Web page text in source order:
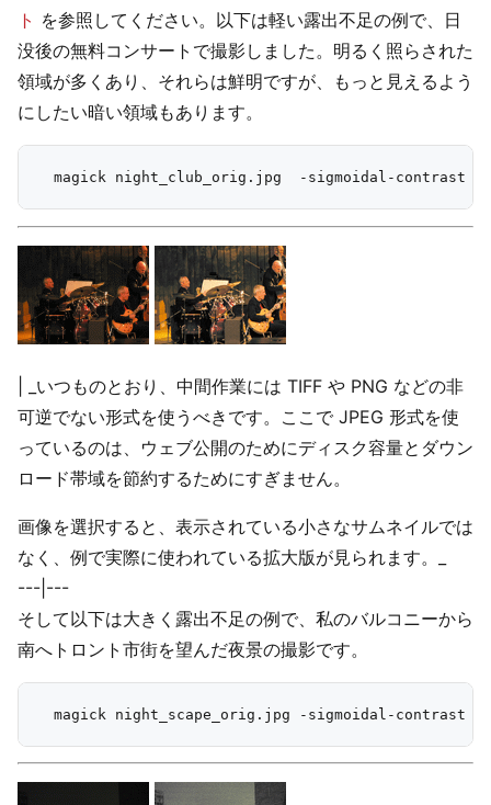
ト を参照してください。以下は軽い露出不足の例で、日
没後の無料コンサートで撮影しました。明るく照らされた
領域が多くあり、それらは鮮明ですが、もっと見えるよう
にしたい暗い領域もあります。
| _いつものとおり、中間作業には TIFF や PNG などの非
可逆でない形式を使うべきです。ここで JPEG 形式を使
っているのは、ウェブ公開のためにディスク容量とダウン
ロード帯域を節約するためにすぎません。
画像を選択すると、表示されている小さなサムネイルでは
なく、例で実際に使われている拡大版が見られます。_
---|---
そして以下は大きく露出不足の例で、私のバルコニーから
南へトロント市街を望んだ夜景の撮影です。